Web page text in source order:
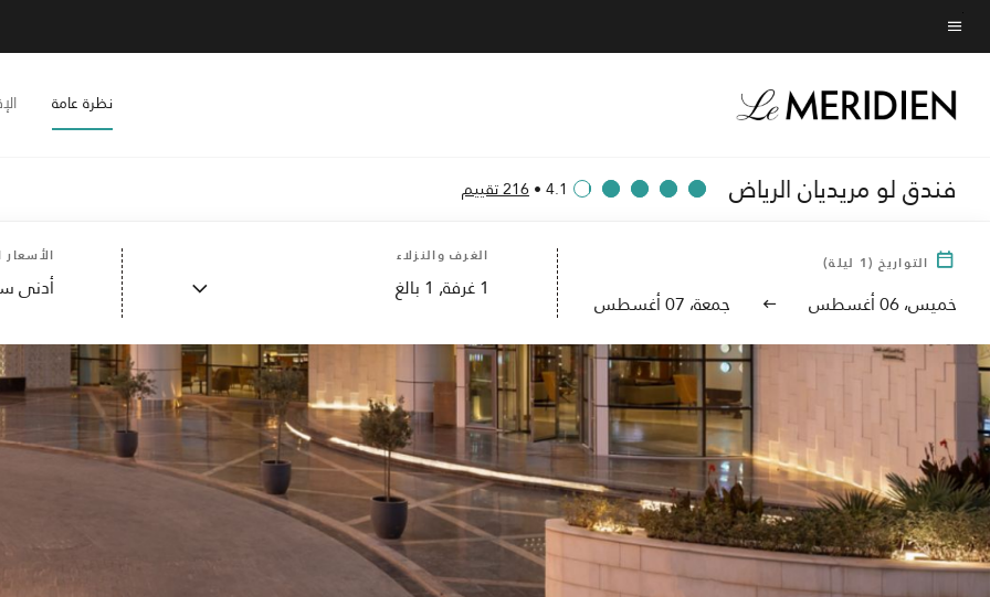
Skip
to
content
نص القائمة
نظرة عامة
فندق لو مريديان الرياض 4.1
•216 تقييم
التواريخ (
1 ليلة)
خميس، 06 أغسطس جمعة، 07 أغسطس
الغرف والنزلاء
1غرفة, 1 بالغ أدنى